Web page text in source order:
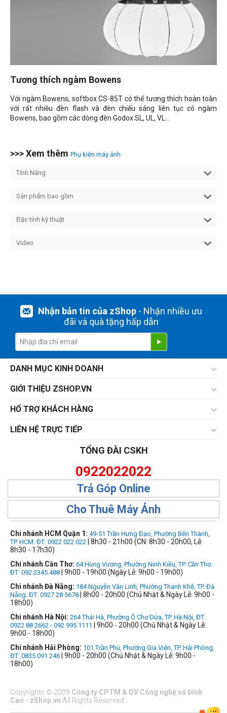
Tương thích ngàm Bowens
Với ngàm Bowens, softbox CS-85T có thể tương thích hoàn toàn
với rất nhiều đèn flash và đèn chiếu sáng liên tục có ngàm
Bowens, bao gồm các dòng đèn Godox SL, UL, VL...
>>> Xem thêm Phụ kiện máy ảnh
Tính Năng
Sản phẩm bao gồm
Đặc tính kỹ thuật
Video
Nhận bản tin của zShop- Nhận nhiều ưu
đãi và quà tặng hấp dẫn
DANH MỤC KINH DOANH
GIỚI THIỆU ZSHOP.VN
HỔ TRỢ KHÁCH HÀNG
LIÊN HỆ TRỰC TIẾP
TỔNG ĐÀI CSKH
0922022022
Trả Góp Online
Cho Thuê Máy Ảnh
Chi nhánh HCM Quận 1: 49-51 Trần Hưng Đạo, Phường Bến Thành,
TP. HCM. ĐT: 0922 022 022 | 8h30 - 21h00 (CN: 8h30 - 20h00, Lễ:
8h30 - 17h30)
Chi nhánh Cần Thơ: 64 Hùng Vương, Phường Ninh Kiều, TP. Cần Thơ.
ĐT: 092.2345.488 | 9h00 - 19h00 (Ngày Lễ: 9h00 - 19h00)
Chi nhánh Đà Nẵng: 184 Nguyễn Văn Linh, Phường Thanh Khê, TP. Đà
Nẵng. ĐT: 0927 28 5678 | 8h00 - 20h00 (Chủ Nhật & Ngày Lễ: 9h00 -
18h00)
Chi nhánh Hà Nội: 264 Thái Hà, Phường Ô Chợ Dừa, TP. Hà Nội, ĐT:
0922 88 2662 - 092.995.1111
| 9h00 - 20h00 (Chủ Nhật & Ngày Lễ:
9h00 - 18h00)
Chi nhánh Hải Phòng: 101 Trần Phú, Phường Gia Viên, TP. Hải Phòng,
ĐT: 0835 091 246 | 9h00 - 20h00 (Chủ Nhật & Ngày Lễ: 9h00 -
18h00)
Copyrights © 2009 Công ty CPTM & DV Công nghệ số Đỉnh
Cao - zShop.vn All Rights Reserved